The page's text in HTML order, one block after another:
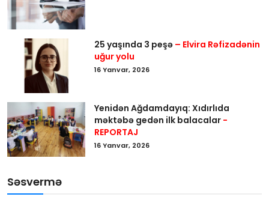
25 yaşında 3 peşə – Elvira Rəfizadənin
uğur yolu
16 Yanvar, 2026
Yenidən Ağdamdayıq: Xıdırlıda
məktəbə gedən ilk balacalar -
REPORTAJ
16 Yanvar, 2026
Səsvermə